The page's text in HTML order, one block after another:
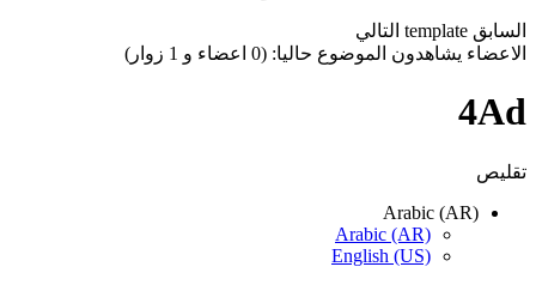
السابق template التالي
الاعضاء يشاهدون الموضوع حاليا: (0 اعضاء و 1 زوار)
4Ad
تقليص
Arabic (AR)
Arabic (AR)
English (US)